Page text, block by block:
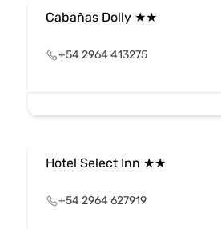
Cabañas Dolly ★★
+54 2964 413275
Hotel Select Inn ★★
+54 2964 627919